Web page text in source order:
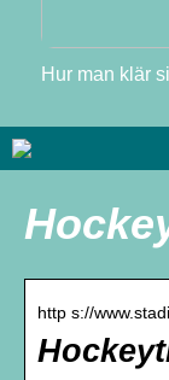
Hur man klär
http s://